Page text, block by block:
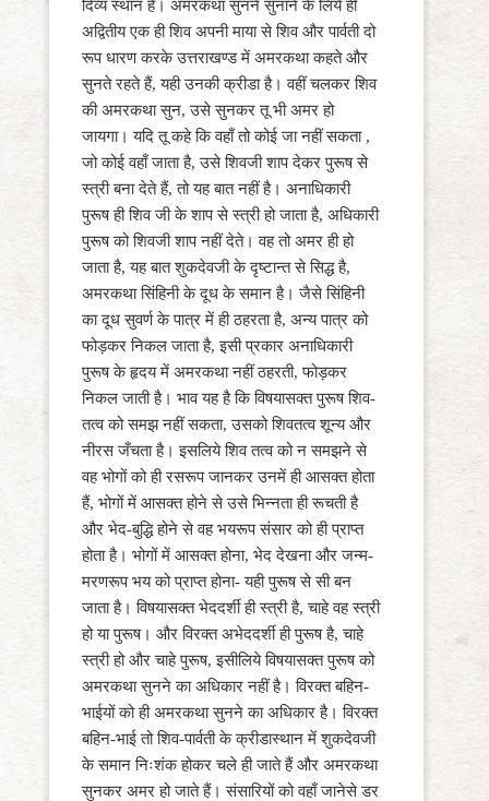
दिव्य स्थान है। अमरकथा सुनने सुनाने के लिये ही
अद्वितीय एक ही शिव अपनी माया से शिव और पार्वती दो
रूप धारण करके उत्तराखण्ड में अमरकथा कहते और
सुनते रहते हैं, यही उनकी क्रीडा है। वहीं चलकर शिव
की अमरकथा सुन, उसे सुनकर तू भी अमर हो
जायगा। यदि तू कहे कि वहाँ तो कोई जा नहीं सकता ,
जो कोई वहाँ जाता है, उसे शिवजी शाप देकर पुरूष से
स्त्री बना देते हैं, तो यह बात नहीं है। अनाधिकारी
पुरूष ही शिव जी के शाप से स्त्री हो जाता है, अधिकारी
पुरूष को शिवजी शाप नहीं देते। वह तो अमर ही हो
जाता है, यह बात शुकदेवजी के दृष्टान्त से सिद्ध है,
अमरकथा सिंहिनी के दूध के समान है। जैसे सिंहिनी
का दूध सुवर्ण के पात्र में ही ठहरता है, अन्य पात्र को
फोड़कर निकल जाता है, इसी प्रकार अनाधिकारी
पुरूष के हृदय में अमरकथा नहीं ठहरती, फोड़कर
निकल जाती है। भाव यह है कि विषयासक्त पुरूष शिव-
तत्व को समझ नहीं सकता, उसको शिवतत्व शून्य और
नीरस जँचता है। इसलिये शिव तत्व को न समझने से
वह भोगों को ही रसरूप जानकर उनमें ही आसक्त होता
हैं, भोगों में आसक्त होने से उसे भिन्नता ही रूचती है
और भेद-बुद्धि होने से वह भयरूप संसार को ही प्राप्त
होता है। भोगों में आसक्त होना, भेद देखना और जन्म-
मरणरूप भय को प्राप्त होना- यही पुरूष से सी बन
जाता है। विषयासक्त भेददर्शी ही स्त्री है, चाहे वह स्त्री
हो या पुरूष। और विरक्त अभेददर्शी ही पुरूष है, चाहे
स्त्री हो और चाहे पुरूष, इसीलिये विषयासक्त पुरूष को
अमरकथा सुनने का अधिकार नहीं है। विरक्त बहिन-
भाईयों को ही अमरकथा सुनने का अधिकार है। विरक्त
बहिन-भाई तो शिव-पार्वती के क्रीडास्थान में शुकदेवजी
के समान निःशंक होकर चले ही जाते हैं और अमरकथा
सुनकर अमर हो जाते हैं। संसारियों को वहाँ जानेसे डर